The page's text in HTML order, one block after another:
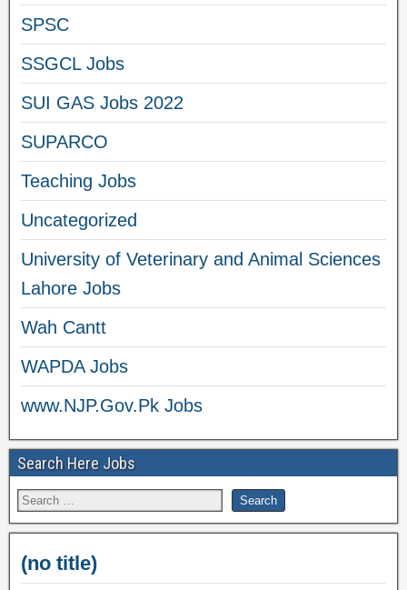
SPSC
SSGCL Jobs
SUI GAS Jobs 2022
SUPARCO
Teaching Jobs
Uncategorized
University of Veterinary and Animal Sciences
Lahore Jobs
Wah Cantt
WAPDA Jobs
www.NJP.Gov.Pk Jobs
Search Here Jobs
(no title)